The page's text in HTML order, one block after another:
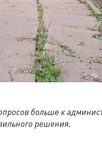
больше к
решения.